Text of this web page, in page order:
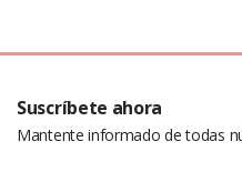
Suscríbete ahora
Mantente informado de todas